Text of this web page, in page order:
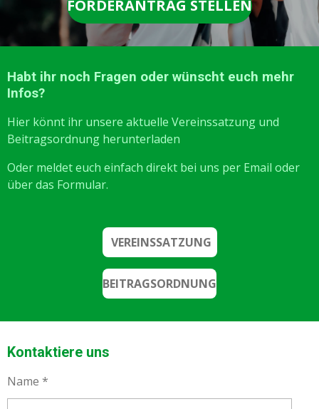
FÖRDERANTRAG STELLEN
Habt ihr noch Fragen oder wünscht euch mehr
Infos?
Hier könnt ihr unsere aktuelle Vereinssatzung und
Beitragsordnung herunterladen
Oder meldet euch einfach direkt bei uns per Email oder
über das Formular.
VEREINSSATZUNG
BEITRAGSORDNUNG
Kontaktiere uns
Name *